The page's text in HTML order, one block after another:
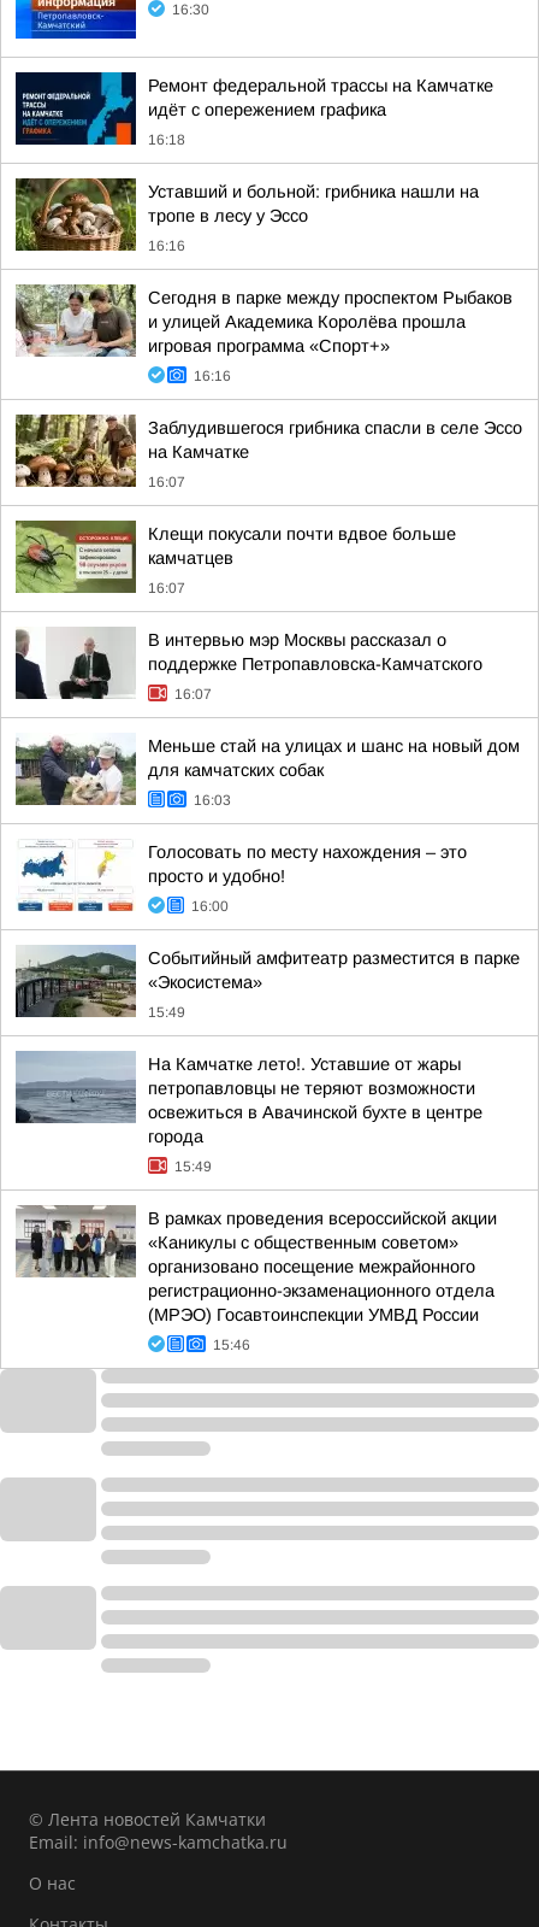
16:30
Ремонт федеральной трассы на Камчатке
идёт с опережением графика
16:18
Уставший и больной: грибника нашли на
тропе в лесу у Эссо
16:16
Сегодня в парке между проспектом Рыбаков
и улицей Академика Королёва прошла
игровая программа «Спорт+»
16:16
Заблудившегося грибника спасли в селе Эссо
на Камчатке
16:07
Клещи покусали почти вдвое больше
камчатцев
16:07
В интервью мэр Москвы рассказал о
поддержке Петропавловска-Камчатского
16:07
Меньше стай на улицах и шанс на новый дом
для камчатских собак
16:03
Голосовать по месту нахождения – это
просто и удобно!
16:00
Событийный амфитеатр разместится в парке
«Экосистема»
15:49
На Камчатке лето!. Уставшие от жары
петропавловцы не теряют возможности
освежиться в Авачинской бухте в центре
города
15:49
В рамках проведения всероссийской акции
«Каникулы с общественным советом»
организовано посещение межрайонного
регистрационно-экзаменационного отдела
(МРЭО) Госавтоинспекции УМВД России
15:46
© Лента новостей Камчатки
Email: info@news-kamchatka.ru
О нас